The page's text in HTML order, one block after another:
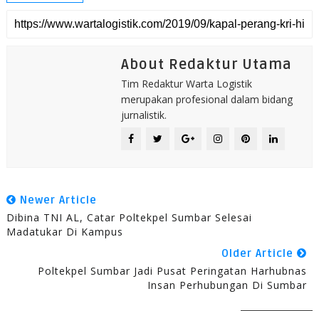
About Redaktur Utama
Tim Redaktur Warta Logistik
merupakan profesional dalam bidang
jurnalistik.
Newer Article
Dibina TNI AL, Catar Poltekpel Sumbar Selesai
Madatukar Di Kampus
Older Article
Poltekpel Sumbar Jadi Pusat Peringatan Harhubnas
Insan Perhubungan Di Sumbar